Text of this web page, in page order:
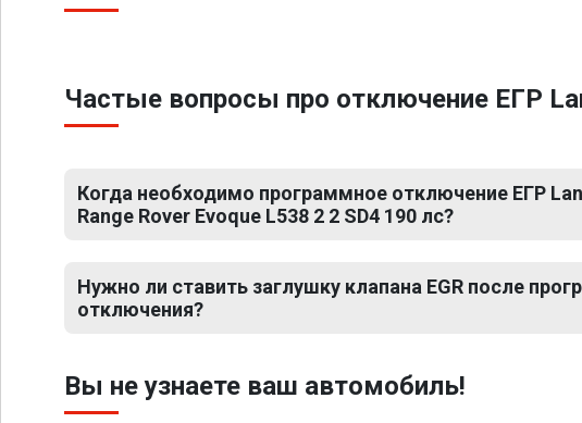
Частые вопросы про отключение ЕГР
Когда необходимо программное отключение ЕГР
Range Rover Evoque L538 2 2 SD4 190 лс?
Нужно ли ставить заглушку клапана EGR после
отключения?
Вы не узнаете ваш автомобиль!